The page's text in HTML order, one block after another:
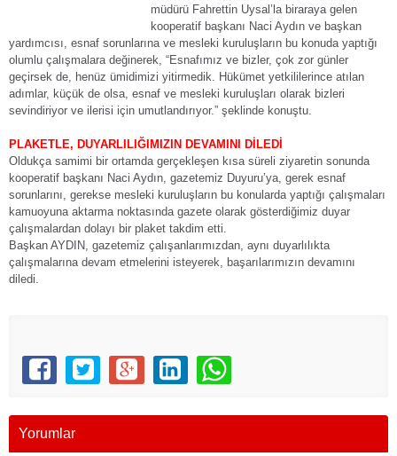
müdürü Fahrettin Uysal’la biraraya gelen
kooperatif başkanı Naci Aydın ve başkan
yardımcısı, esnaf sorunlarına ve mesleki kuruluşların bu konuda yaptığı
olumlu çalışmalara değinerek, “Esnafımız ve bizler, çok zor günler
geçirsek de, henüz ümidimizi yitirmedik. Hükümet yetkililerince atılan
adımlar, küçük de olsa, esnaf ve mesleki kuruluşları olarak bizleri
sevindiriyor ve ilerisi için umutlandırıyor.” şeklinde konuştu.
PLAKETLE, DUYARLILIĞIMIZIN DEVAMINI DİLEDİ
Oldukça samimi bir ortamda gerçekleşen kısa süreli ziyaretin sonunda
kooperatif başkanı Naci Aydın, gazetemiz Duyuru’ya, gerek esnaf
sorunlarını, gerekse mesleki kuruluşların bu konularda yaptığı çalışmaları
kamuoyuna aktarma noktasında gazete olarak gösterdiğimiz duyar
çalışmalardan dolayı bir plaket takdim etti.
Başkan AYDIN, gazetemiz çalışanlarımızdan, aynı duyarlılıkta
çalışmalarına devam etmelerini isteyerek, başarılarımızın devamını
diledi.
Yorumlar